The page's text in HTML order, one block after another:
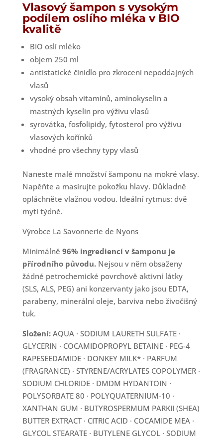
Vlasový šampon s vysokým
podílem oslího mléka v BIO
kvalitě
BIO oslí mléko
objem 250 ml
antistatické činidlo pro zkrocení nepoddajných
vlasů
vysoký obsah vitamínů, aminokyselin a
mastných kyselin pro výživu vlasů
syrovátka, fosfolipidy, fytosterol pro výživu
vlasových kořínků
vhodné pro všechny typy vlasů
Naneste malé množství šamponu na mokré vlasy.
Napěňte a masírujte pokožku hlavy. Důkladně
opláchněte vlažnou vodou. Ideální rytmus: dvě
mytí týdně.
Výrobce La Savonnerie de Nyons
Minimálně 96% ingrediencí v šamponu je
přírodního původu.Nejsou v něm obsaženy
žádné petrochemické povrchově aktivní látky
(SLS, ALS, PEG) ani konzervanty jako jsou EDTA,
parabeny, minerální oleje, barviva nebo živočišný
tuk.
Složení: AQUA · SODIUM LAURETH SULFATE ·
GLYCERIN · COCAMIDOPROPYL BETAINE · PEG-4
RAPESEEDAMIDE · DONKEY MILK* · PARFUM
(FRAGRANCE) · STYRENE/ACRYLATES COPOLYMER ·
SODIUM CHLORIDE · DMDM HYDANTOIN ·
POLYSORBATE 80 · POLYQUATERNIUM-10 ·
XANTHAN GUM · BUTYROSPERMUM PARKII (SHEA)
BUTTER EXTRACT · CITRIC ACID · COCAMIDE MEA ·
GLYCOL STEARATE · BUTYLENE GLYCOL · SODIUM